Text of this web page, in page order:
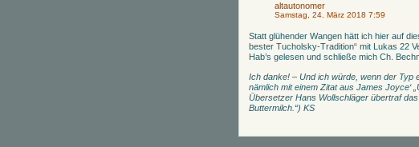
altautonomer
Samstag, 24. März 2018 7:59
Statt glühender Wangen hätt ich hier auf
bester Tucholsky-Tradition“ mit Lukas 22
Hab’s gelesen und schließe mich Ch.
Ich danke! – Und ich würde, wenn der Typ
nämlich mit einem Zitat aus James Joyce‘
Übersetzer Hans Wollschläger übertraf
Buttermilch.“) KS